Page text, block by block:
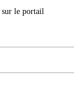
sur le portail